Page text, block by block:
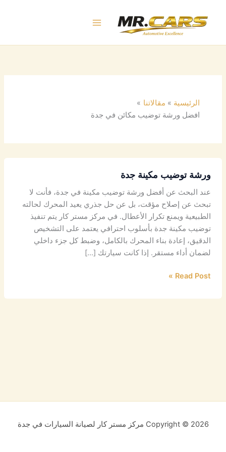
المحتوى
الرئيسية
مقالاتنا
افضل ورشة توضيب مكائن في جدة
ورشة توضيب مكينة جدة
عند البحث عن أفضل ورشة توضيب مكينة في جدة، فأنت لا
تبحث عن إصلاح مؤقت، بل عن حل جذري يعيد المحرك لحالته
الطبيعية ويمنع تكرار الأعطال. في مركز مستر كار يتم تنفيذ
توضيب مكينة جدة بأسلوب احترافي يعتمد على التشخيص
الدقيق، إعادة بناء المحرك بالكامل، وضبط كل جزء داخلي
لضمان أداء مستقر. إذا كانت سيارتك […]
Read Post »
Copyright © 2026 مركز مستر كار لصيانة السيارات في جدة